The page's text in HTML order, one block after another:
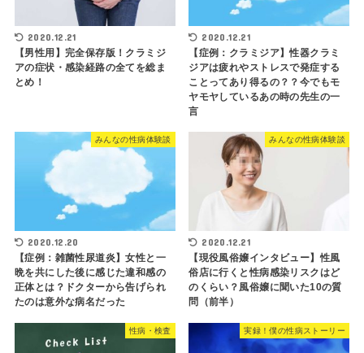
2020.12.21
【男性用】完全保存版！クラミジ
アの症状・感染経路の全てを総ま
とめ！
2020.12.21
【症例：クラミジア】性器クラミ
ジアは疲れやストレスで発症する
ことってあり得るの？？今でもモ
ヤモヤしているあの時の先生の一
言
みんなの性病体験談
2020.12.20
【症例：雑菌性尿道炎】女性と一
晩を共にした後に感じた違和感の
正体とは？ドクターから告げられ
たのは意外な病名だった
みんなの性病体験談
2020.12.21
【現役風俗嬢インタビュー】性風
俗店に行くと性病感染リスクはど
のくらい？風俗嬢に聞いた10の質
問（前半）
性病・検査 実録！僕の性病ストーリー